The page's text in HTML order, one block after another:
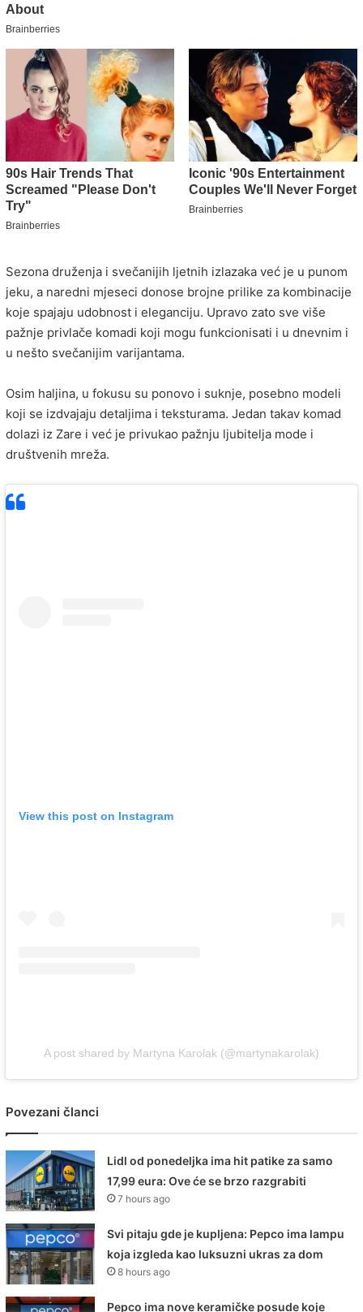
Sezona druženja i svečanijih ljetnih izlazaka već je u punom
jeku, a naredni mjeseci donose brojne prilike za kombinacije
koje spajaju udobnost i eleganciju. Upravo zato sve više
pažnje privlače komadi koji mogu funkcionisati i u dnevnim i
u nešto svečanijim varijantama.
Osim haljina, u fokusu su ponovo i suknje, posebno modeli
koji se izdvajaju detaljima i teksturama. Jedan takav komad
dolazi iz Zare i već je privukao pažnju ljubitelja mode i
društvenih mreža.
View this post on Instagram
A post shared by Martyna Karolak (@martynakarolak)
Povezani članci
Lidl od ponedeljka ima hit patike za samo
17,99 eura: Ove će se brzo razgrabiti
7 hours ago
Svi pitaju gde je kupljena: Pepco ima lampu
koja izgleda kao luksuzni ukras za dom
8 hours ago
Pepco ima nove keramičke posude koje